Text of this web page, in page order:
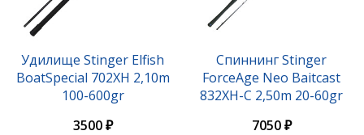
Удилище Stinger Elfish
BoatSpecial 702XH 2,10m
100-600gr
3500 ₽
Спиннинг Stinger
ForceAge Neo Baitcast
832XH-C 2,50m 20-60gr
7050 ₽